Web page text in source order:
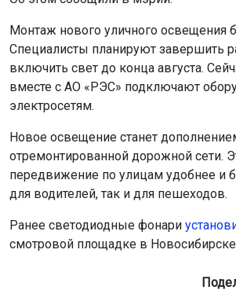
Монтаж нового уличного освещения
Специалисты планируют завершить
включить свет до конца августа.
вместе с АО «РЭС» подключают
электросетям.
Новое освещение станет
отремонтированной дорожной сети.
передвижение по улицам удобнее и
для водителей, так и для пешеходов.
Ранее светодиодные фонари
смотровой площадке в